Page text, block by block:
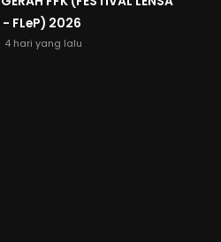
- FLeP) 2026
4 hari yang lalu